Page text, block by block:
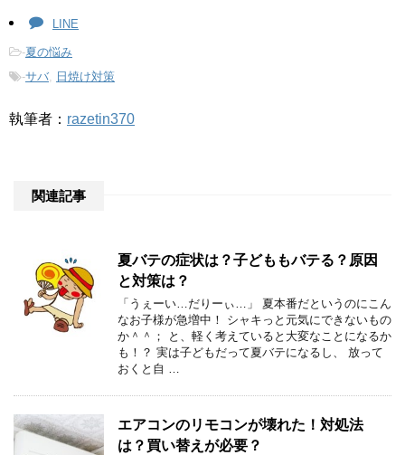
LINE
-夏の悩み
-サバ, 日焼け対策
執筆者： razetin370
関連記事
夏バテの症状は？子どももバテる？原因
と対策は？
「うぇーい…だりーぃ…」 夏本番だというのにこん
なお子様が急増中！ シャキっと元気にできないもの
か＾＾； と、軽く考えていると大変なことになるか
も！？ 実は子どもだって夏バテになるし、 放って
おくと自 …
エアコンのリモコンが壊れた！対処法
は？買い替えが必要？